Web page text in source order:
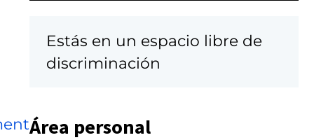
Estás en un espacio libre de
discriminación
Área personal